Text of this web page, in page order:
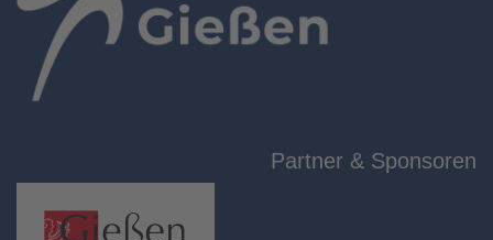
Partner & Sponsoren